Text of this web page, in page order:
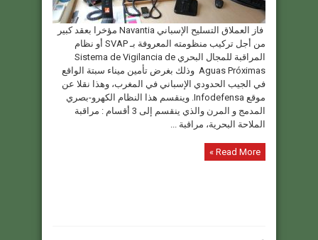
فاز العملاق التسليح الإسباني Navantia مؤخرا بعقد كبير
من أجل تركيب منظومته المعروفة بـ SVAP أو نظام
المراقبة للمجال البحري Sistema de Vigilancia de
Aguas Próximas وذلك بغرض تأمين ميناء سبتة الواقع
في الجيب الحدودي الإسباني في المغرب، وهذا نقلا عن
موقع Infodefensa. وينقسم هذا النظام الكهرو-بصري
المدمج و المرن والذي ينقسم إلى 3 أقسام : مراقبة
الملاحة البحرية، مراقبة ...
Read More »